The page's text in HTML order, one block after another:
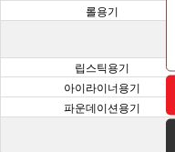
롤용기
립스틱용기
아이라이너용기
파운데이션용기